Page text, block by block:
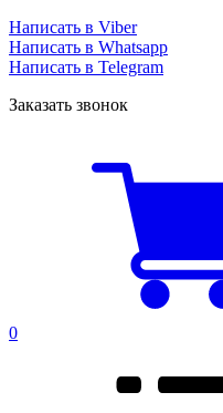
Написать в Viber
Написать в Whatsapp
Написать в Telegram
Заказать звонок
0